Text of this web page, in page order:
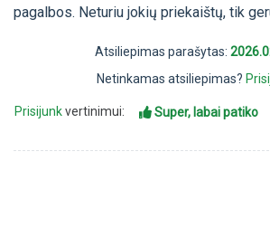
pagalbos. Neturiu jokių priekaištų, tik
Atsiliepimas parašytas:
Netinkamas atsiliepimas?
Prisijunkvertinimui: Super, labai patiko